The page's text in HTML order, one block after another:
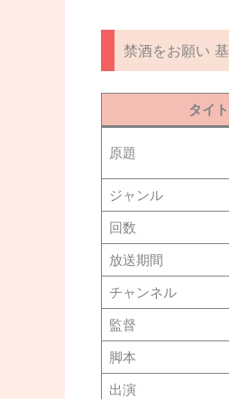
禁酒をお願い
タイ
原題
ジャンル
回数
放送期間
チャンネル
監督
脚本
出演